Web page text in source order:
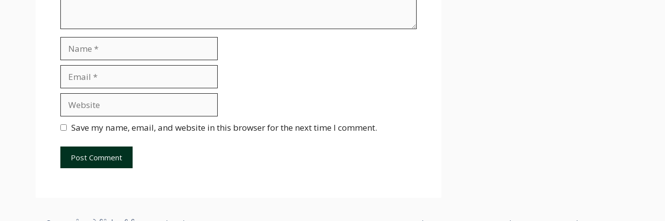
Save my name, email, and website in this browser for the next time I comment.